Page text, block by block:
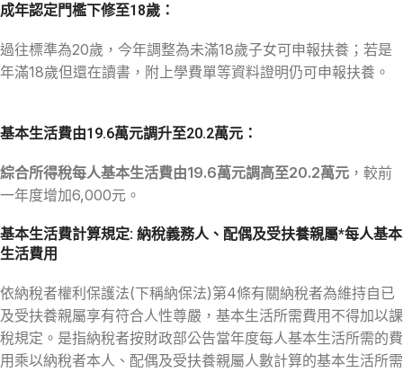
成年認定門檻下修至18歲：
過往標準為20歲，今年調整為未滿18歲子女可申報扶養；若是
年滿18歲但還在讀書，附上學費單等資料證明仍可申報扶養。
基本生活費由19.6萬元調升至20.2萬元：
綜合所得稅每人基本生活費由19.6萬元調高至20.2萬元 ，較前
一年度增加6,000元。
基本生活費計算規定: 納稅義務人、配偶及受扶養親屬*每人基本
生活費用
依納稅者權利保護法(下稱納保法)第4條有關納稅者為維持自已
及受扶養親屬享有符合人性尊嚴，基本生活所需費用不得加以課
稅規定。是指納稅者按財政部公告當年度每人基本生活所需的費
用乘以納稅者本人、配偶及受扶養親屬人數計算的基本生活所需